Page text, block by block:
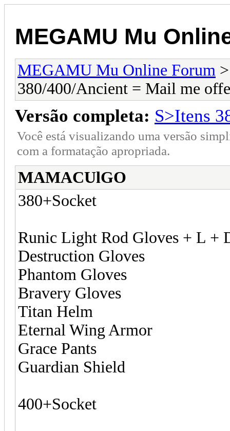
MEGAMU Mu
MEGAMU Mu Online Forum
380/400/Ancient = Mail me
Versão completa: S>Itens
Você está visualizando uma versão
com a formatação apropriada.
MAMACUlGO
380+Socket
Runic Light Rod Gloves + L +
Destruction Gloves
Phantom Gloves
Bravery Gloves
Titan Helm
Eternal Wing Armor
Grace Pants
Guardian Shield
400+Socket